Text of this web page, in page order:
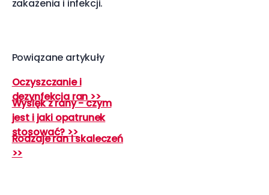
zakażenia i infekcji.
Powiązane artykuły
Oczyszczanie i
dezynfekcja ran >>
Wysięk z rany - czym
jest i jaki opatrunek
stosować? >>
Rodzaje ran i skaleczeń
>>